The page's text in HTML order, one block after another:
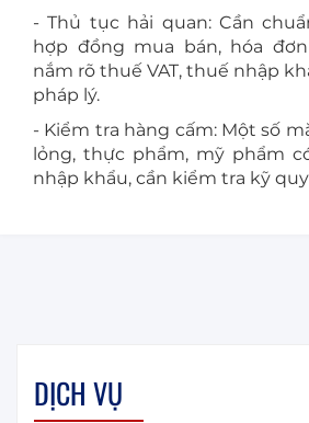
- Thủ tục hải quan: Cần
hợp đồng mua bán, hóa
nắm rõ thuế VAT, thuế nhập
pháp lý.
- Kiểm tra hàng cấm: Một số
lỏng, thực phẩm, mỹ phẩm
nhập khẩu, cần kiểm tra kỹ
DỊCH VỤ